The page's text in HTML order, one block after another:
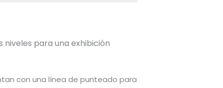
para una exhibición
con una línea de punteado para